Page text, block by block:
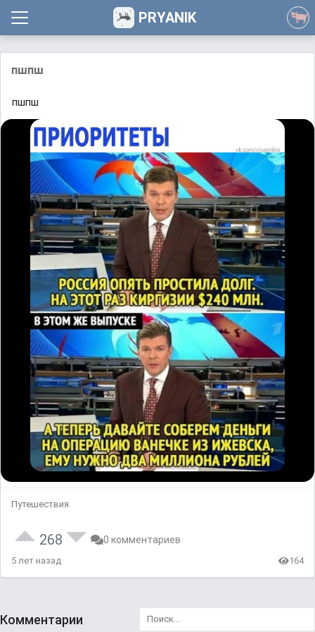
PRYANIK
пшпш
пшпш
Путешествия
268 0 комментариев
5 лет назад 164
Комментарии